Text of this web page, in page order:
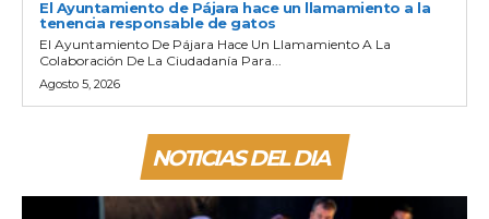
El Ayuntamiento de Pájara hace un llamamiento a la
tenencia responsable de gatos
El Ayuntamiento De Pájara Hace Un Llamamiento A La
Colaboración De La Ciudadanía Para...
Agosto 5, 2026
NOTICIAS DEL DIA